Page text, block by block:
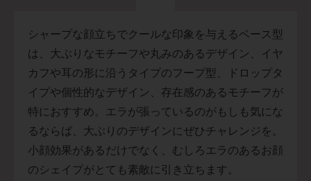
シャープな顔立ちでクールな印象を与えるベース型
は、大ぶりなモチーフや丸みのあるデザイン、イヤ
カフや耳の形に沿うタイプのフープ型、ドロップタ
イプや個性的なデザイン、存在感のあるモチーフが
特におすすめ。エラが張っているのがもしも気にな
るならば、大ぶりのデザインにぜひチャレンジを。
小顔効果があるだけでなく、むしろエラのあるお顔
のシェイプがとても素敵に引き立ちます。